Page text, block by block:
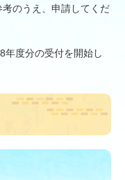
のうえ、申請してくだ
度分の受付を開始し